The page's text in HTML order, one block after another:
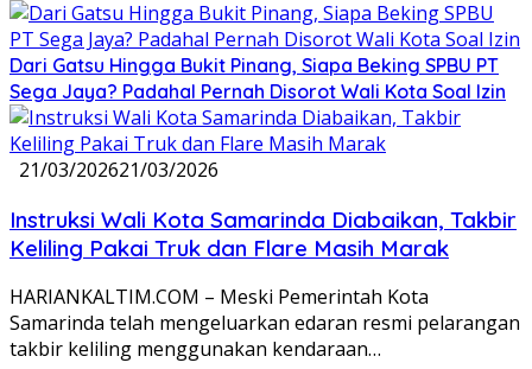
Dari Gatsu Hingga Bukit Pinang, Siapa Beking SPBU PT
Sega Jaya? Padahal Pernah Disorot Wali Kota Soal Izin
21/03/202621/03/2026
Instruksi Wali Kota Samarinda Diabaikan, Takbir
Keliling Pakai Truk dan Flare Masih Marak
HARIANKALTIM.COM – Meski Pemerintah Kota
Samarinda telah mengeluarkan edaran resmi pelarangan
takbir keliling menggunakan kendaraan…